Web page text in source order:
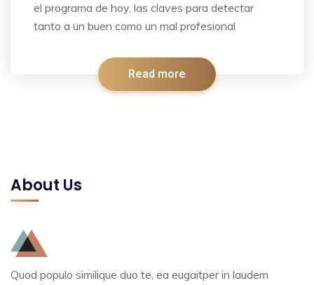
el programa de hoy, las claves para detectar
tanto a un buen como un mal profesional
Read more
About Us
Quod populo similique duo te, ea eugaitper in laudem